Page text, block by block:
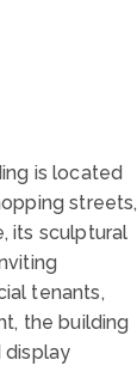
is located
streets,
its sculptural
tenants,
the building
display